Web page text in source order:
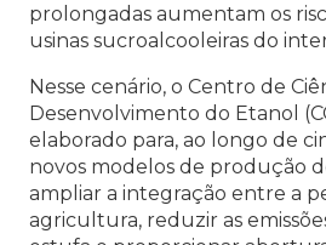
prolongadas aumentam os
usinas sucroalcooleiras do
Nesse cenário, o Centro de
Desenvolvimento do Etanol
elaborado para, ao longo de
novos modelos de produção
ampliar a integração entre a
agricultura, reduzir as